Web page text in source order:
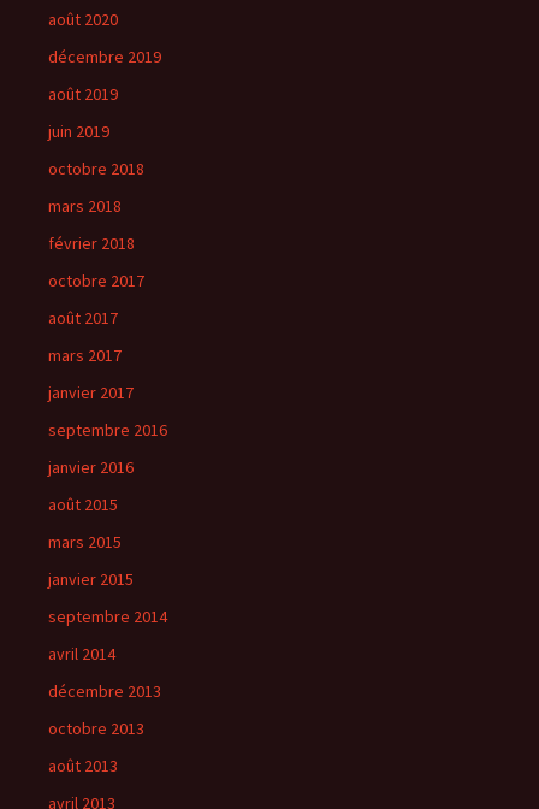
août 2020
décembre 2019
août 2019
juin 2019
octobre 2018
mars 2018
février 2018
octobre 2017
août 2017
mars 2017
janvier 2017
septembre 2016
janvier 2016
août 2015
mars 2015
janvier 2015
septembre 2014
avril 2014
décembre 2013
octobre 2013
août 2013
avril 2013